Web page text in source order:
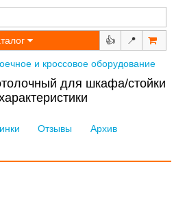
👍 📍
и кроссовое оборудование
для шкафа/стойки
Отзывы
Архив